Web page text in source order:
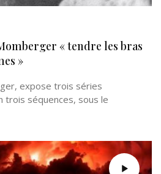
« tendre les bras
»
expose trois séries
trois séquences, sous le